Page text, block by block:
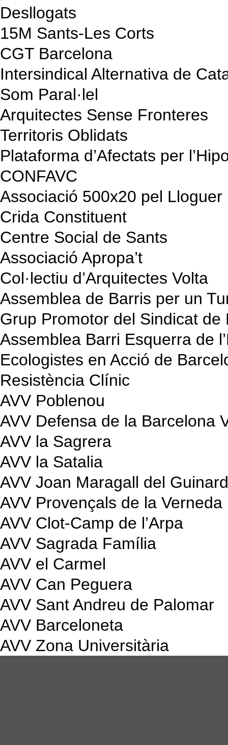
Desllogats
15M Sants-Les Corts
CGT Barcelona
Intersindical Alternativa de
Som Paral·lel
Arquitectes Sense Fronteres
Territoris Oblidats
Plataforma d’Afectats per
CONFAVC
Associació 500x20 pel
Crida Constituent
Centre Social de Sants
Associació Apropa’t
Col·lectiu d’Arquitectes Volta
Assemblea de Barris per un
Grup Promotor del Sindicat
Assemblea Barri Esquerra de
Ecologistes en Acció de
Resistència Clínic
AVV Poblenou
AVV Defensa de la Barcelona
AVV la Sagrera
AVV la Satalia
AVV Joan Maragall del
AVV Provençals de la Verneda
AVV Clot-Camp de l’Arpa
AVV Sagrada Família
AVV el Carmel
AVV Can Peguera
AVV Sant Andreu de Palomar
AVV Barceloneta
AVV Zona Universitària